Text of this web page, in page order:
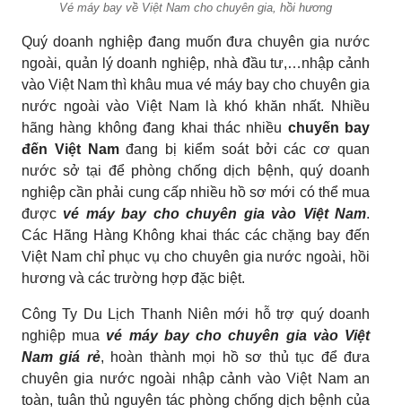
Vé máy bay về Việt Nam cho chuyên gia, hồi hương
Quý doanh nghiệp đang muốn đưa chuyên gia nước
ngoài, quản lý doanh nghiệp, nhà đầu tư,…nhập cảnh
vào Việt Nam thì khâu mua vé máy bay cho chuyên gia
nước ngoài vào Việt Nam là khó khăn nhất. Nhiều
hãng hàng không đang khai thác nhiều chuyến bay
đến Việt Namđang bị kiểm soát bởi các cơ quan
nước sở tại để phòng chống dịch bệnh, quý doanh
nghiệp cần phải cung cấp nhiều hồ sơ mới có thể mua
được vé máy bay cho chuyên gia vào Việt Nam.
Các Hãng Hàng Không khai thác các chặng bay đến
Việt Nam chỉ phục vụ cho chuyên gia nước ngoài, hồi
hương và các trường hợp đặc biệt.
Công Ty Du Lịch Thanh Niên mới hỗ trợ quý doanh
nghiệp mua vé máy bay cho chuyên gia vào Việt
Nam giá rẻ, hoàn thành mọi hồ sơ thủ tục để đưa
chuyên gia nước ngoài nhập cảnh vào Việt Nam an
toàn, tuân thủ nguyên tác phòng chống dịch bệnh của